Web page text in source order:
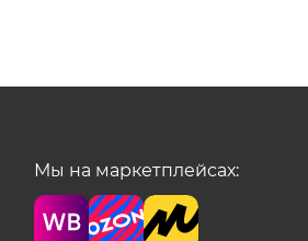
Мы на маркетплейсах: